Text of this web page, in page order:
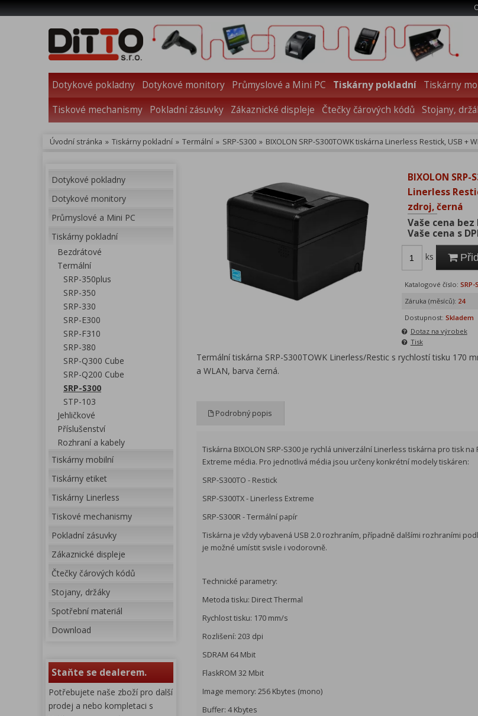
Dotykové pokladny Dotykové monitory Průmyslové a Mini PC Tiskárny pokladní Tiskárny
Tiskové mechanismy
Pokladní zásuvky Zákaznické displeje Čtečky čárových kódů Stojany,
Úvodní stránka » Tiskárny pokladní » Termální » SRP-S300 » BIXOLON SRP-S300TOWK tiskárna Linerless Restick, USB +
Dotykové pokladny
Dotykové monitory
Průmyslové a Mini PC
Tiskárny pokladní
Bezdrátové
Termální
SRP-350plus
SRP-350
SRP-330
SRP-E300
SRP-F310
SRP-380
SRP-Q300 Cube
SRP-Q200 Cube
SRP-S300
STP-103
Jehličkové
Příslušenství
Rozhraní a kabely
Tiskárny mobilní
Tiskárny etiket
Tiskárny Linerless
Tiskové mechanismy
Pokladní zásuvky
Zákaznické displeje
Čtečky čárových kódů
Stojany, držáky
Spotřební materiál
Download
Staňte se dealerem.
Potřebujete naše zboží pro další
prodej a nebo kompletaci s
BIXOLON
Linerless
zdroj, černá
Vaše cena bez
Vaše cena s
ks
Katalogové číslo: SRP-
Záruka (měsíců): 24
Dostupnost: Skladem
Dotaz na výrobek
Tisk
Termální tiskárna SRP-S300TOWK Linerless/Restic s rychlostí tisku 170
a WLAN, barva černá.
Podrobný popis
Tiskárna BIXOLON SRP-S300 je rychlá univerzální Linerless tiskárna pro tisk na
Extreme média. Pro jednotlivá média jsou určeny konkrétní modely tiskáren:
SRP-S300TO - Restick
SRP-S300TX - Linerless Extreme
SRP-S300R - Termální papír
Tiskárna je vždy vybavená USB 2.0 rozhraním, případně dalšími rozhraními
je možné umístit svisle i vodorovně.
Technické parametry:
Metoda tisku: Direct Thermal
Rychlost tisku: 170 mm/s
Rozlišení: 203 dpi
SDRAM 64 Mbit
FlaskROM 32 Mbit
Image memory: 256 Kbytes (mono)
Buffer: 4 Kbytes